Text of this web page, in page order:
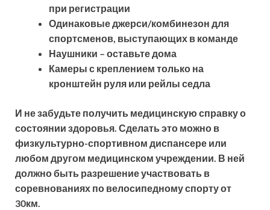
при регистрации
Одинаковые джерси/комбинезон для
спортсменов, выступающих в команде
Наушники – оставьте дома
Камеры с креплением только на
кронштейн руля или рейлы седла
И не забудьте получить медицинскую справку о
состоянии здоровья. Сделать это можно в
физкультурно-спортивном диспансере или
любом другом медицинском учреждении. В ней
должно быть разрешение участвовать в
соревнованиях по велосипедному спорту от
30км.